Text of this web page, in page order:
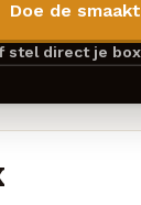
Doe de
stel direct je